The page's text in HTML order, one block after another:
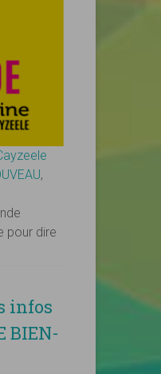
,
pour dire
infos
BIEN-